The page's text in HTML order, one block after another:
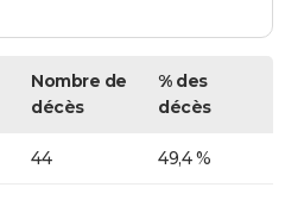
Nombre de
décès
% des
décès
44 49,4 %